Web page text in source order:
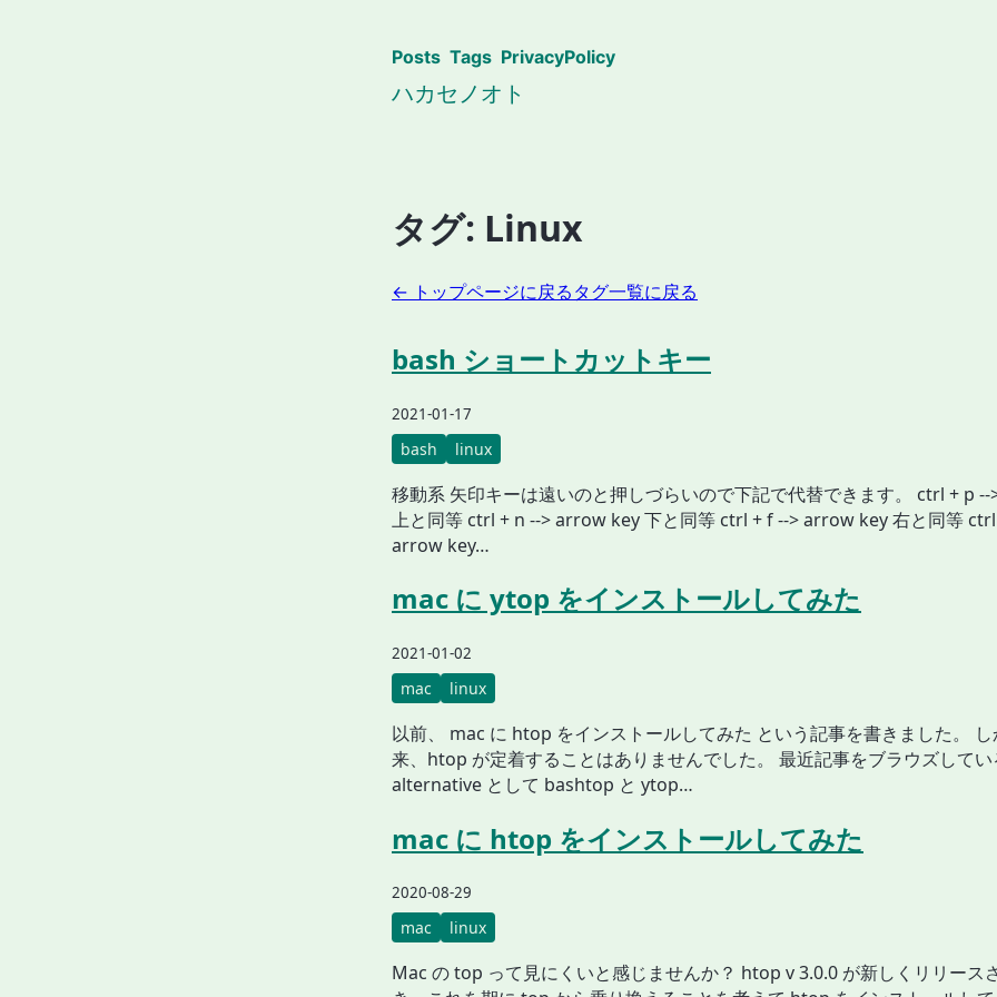
Posts Tags PrivacyPolicy
ハカセノオト
タグ: Linux
← トップページに戻るタグ一覧に戻る
bash ショートカットキー
2021-01-17
bash linux
移動系 矢印キーは遠いのと押しづらいので下記で代替できます。 ctrl + p
上と同等 ctrl + n --> arrow key 下と同等 ctrl + f --> arrow key 右と同等
arrow key…
mac に ytop をインストールしてみた
2021-01-02
mac linux
以前、 mac に htop をインストールしてみた という記事を書きました。
来、htop が定着することはありませんでした。 最近記事をブラウズして
alternative として bashtop と ytop…
mac に htop をインストールしてみた
2020-08-29
mac linux
Mac の top って見にくいと感じませんか？ htop v 3.0.0 が新しくリリース